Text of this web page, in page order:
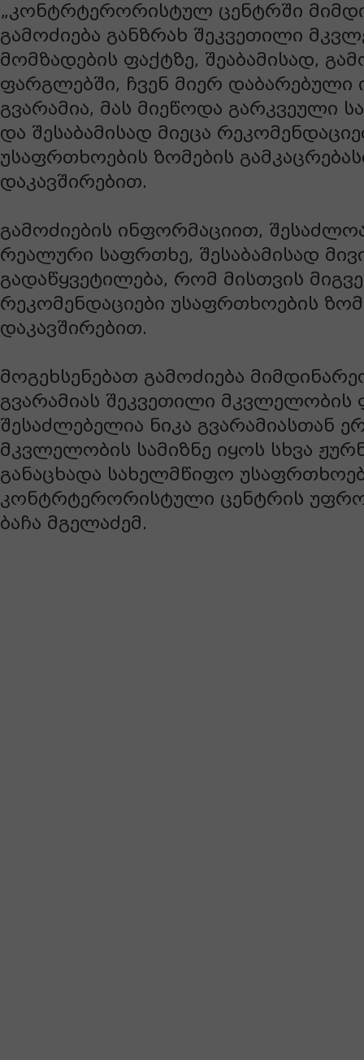
„კონტრტერორისტულ ცენტრში
გამოძიება განზრახ შეკვეთილი
მომზადების ფაქტზე, შეაბამისად,
ფარგლებში, ჩვენ მიერ დაბარებული
გვარამია, მას მიეწოდა გარკვეული
და შესაბამისად მიეცა
უსაფრთხოების ზომების
დაკავშირებით.
გამოძიების ინფორმაციით,
რეალური საფრთხე, შესაბამისად
გადაწყვეტილება, რომ მისთვის
რეკომენდაციები უსაფრთხოების
დაკავშირებით.
მოგეხსენებათ გამოძიება
გვარამიას შეკვეთილი მკვლელობის
შესაძლებელია ნიკა გვარამიასთან
მკვლელობის სამიზნე იყოს სხვა
განაცხადა სახელმწიფო
კონტრტერორისტული ცენტრის
ბაჩა მგელაძემ.